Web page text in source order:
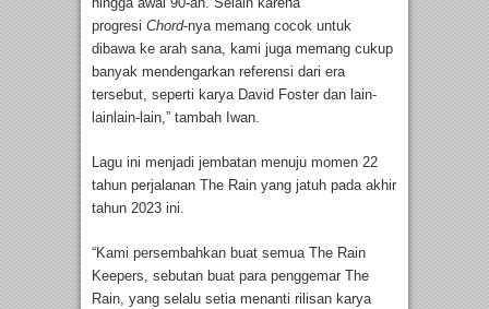
progresi Chord-nya memang cocok untuk
dibawa ke arah sana, kami juga memang cukup
banyak mendengarkan referensi dari era
tersebut, seperti karya David Foster dan lain-
lainlain-lain,” tambah Iwan.
Lagu ini menjadi jembatan menuju momen 22
tahun perjalanan The Rain yang jatuh pada akhir
tahun 2023 ini.
“Kami persembahkan buat semua The Rain
Keepers, sebutan buat para penggemar The
Rain, yang selalu setia menanti rilisan karya